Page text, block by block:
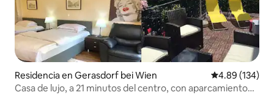
Residencia en Gerasdorf bei Wien Calificación
4.89 (134)
Casa de lujo, a 21 minutos del centro, con aparcamiento